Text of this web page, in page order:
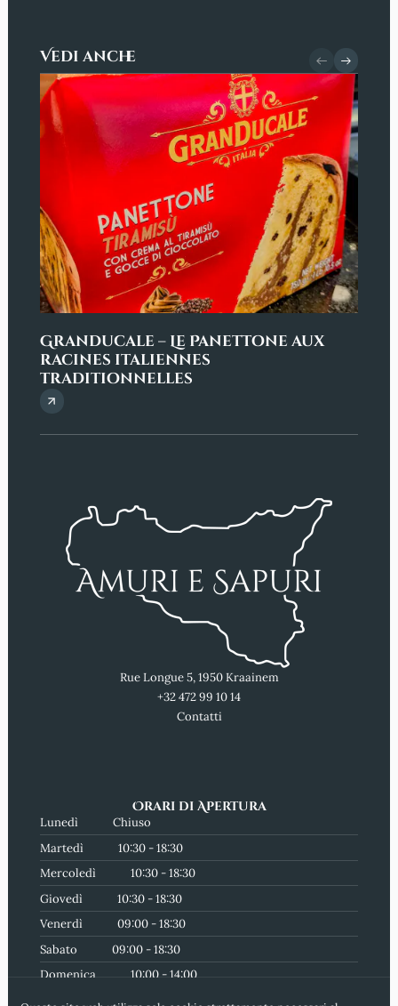
Vedi anche
Granducale – Le Panettone aux
racines italiennes
traditionnelles
Rue Longue 5, 1950 Kraainem
+32 472 99 10 14
Contatti
Orari di Apertura
Lunedì
Chiuso
Martedì
10:30 - 18:30
Mercoledì
10:30 - 18:30
Giovedì
10:30 - 18:30
Venerdì
09:00 - 18:30
Sabato
09:00 - 18:30
Domenica
10:00 - 14:00